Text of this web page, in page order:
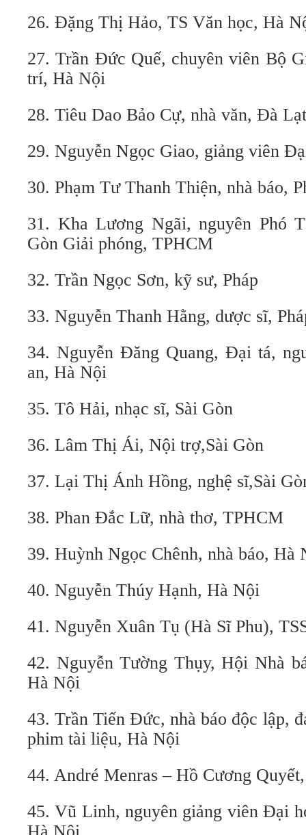
26. Đặng Thị Hảo, TS Văn học, Hà
27. Trần Đức Quế, chuyên viên Bộ
trí, Hà Nội
28. Tiêu Dao Bảo Cự, nhà văn, Đà Lạt
29. Nguyễn Ngọc Giao, giảng viên
30. Phạm Tư Thanh Thiện, nhà báo,
31. Kha Lương Ngãi, nguyên Phó
Gòn Giải phóng, TPHCM
32. Trần Ngọc Sơn, kỹ sư, Pháp
33. Nguyễn Thanh Hằng, dược sĩ,
34. Nguyễn Đăng Quang, Đại tá,
an, Hà Nội
35. Tô Hải, nhạc sĩ, Sài Gòn
36. Lâm Thị Ái, Nội trợ,Sài Gòn
37. Lại Thị Ánh Hồng, nghệ sĩ,Sài
38. Phan Đắc Lữ, nhà thơ, TPHCM
39. Huỳnh Ngọc Chênh, nhà báo, Hà
40. Nguyễn Thúy Hạnh, Hà Nội
41. Nguyễn Xuân Tụ (Hà Sĩ Phu),
42. Nguyễn Tường Thụy, Hội Nhà
Hà Nội
43. Trần Tiến Đức, nhà báo độc lập,
phim tài liệu, Hà Nội
44. André Menras – Hồ Cương
45. Vũ Linh, nguyên giảng viên Đại